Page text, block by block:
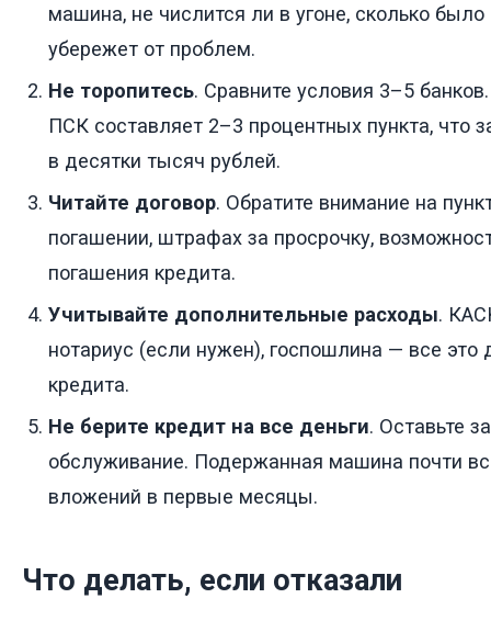
машина, не числится ли в угоне, сколько
убережет от проблем.
Не торопитесь. Сравните условия 3–5
ПСК составляет 2–3 процентных пункта, что
в десятки тысяч рублей.
Читайте договор. Обратите внимание на
погашении, штрафах за просрочку,
погашения кредита.
Учитывайте дополнительные расходы.
нотариус (если нужен), госпошлина — все это
кредита.
Не берите кредит на все деньги. Оставьте
обслуживание. Подержанная машина почти
вложений в первые месяцы.
Что делать, если отказали